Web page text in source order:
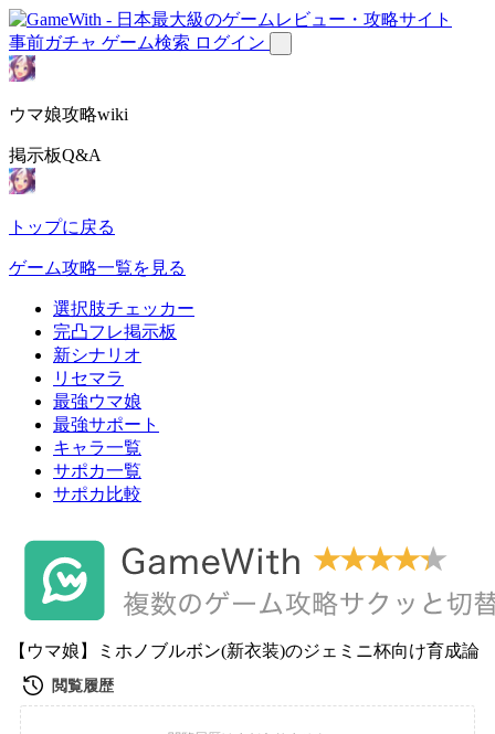
事前ガチャ ゲーム検索 ログイン
ウマ娘攻略wiki
掲示板Q&A
トップに戻る
ゲーム攻略一覧を見る
選択肢チェッカー
完凸フレ掲示板
新シナリオ
リセマラ
最強ウマ娘
最強サポート
キャラ一覧
サポカ一覧
サポカ比較
【ウマ娘】ミホノブルボン(新衣装)のジェミニ杯向け育成論